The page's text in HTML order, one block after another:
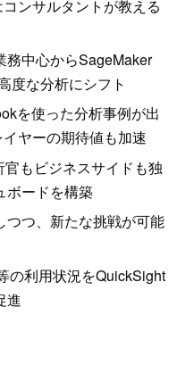
ンサルタントが教える
務中心からSageMaker
度な分析にシフト
を使った分析事例が出
ヤーの期待値も加速
もビジネスサイドも独
ボードを構築
つつ、新たな挑戦が可能
の利用状況をQuickSight
進